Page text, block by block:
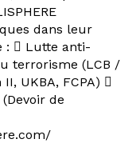
dans leur
:  Lutte anti-
terrorisme (LCB /
UKBA, FCPA) 
de